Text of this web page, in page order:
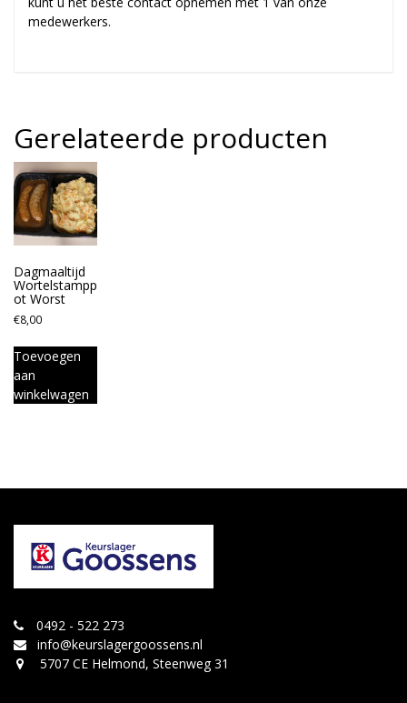
medewerkers.
Gerelateerde producten
Dagmaaltijd
Wortelstampp
ot Worst
€8,00
Toevoegen
aan
winkelwagen
0492 - 522 273
info@keurslagergoossens.nl
5707 CE Helmond, Steenweg 31